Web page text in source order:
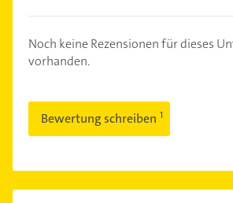
Noch keine Rezensionen für dieses
vorhanden.
Bewertung schreiben